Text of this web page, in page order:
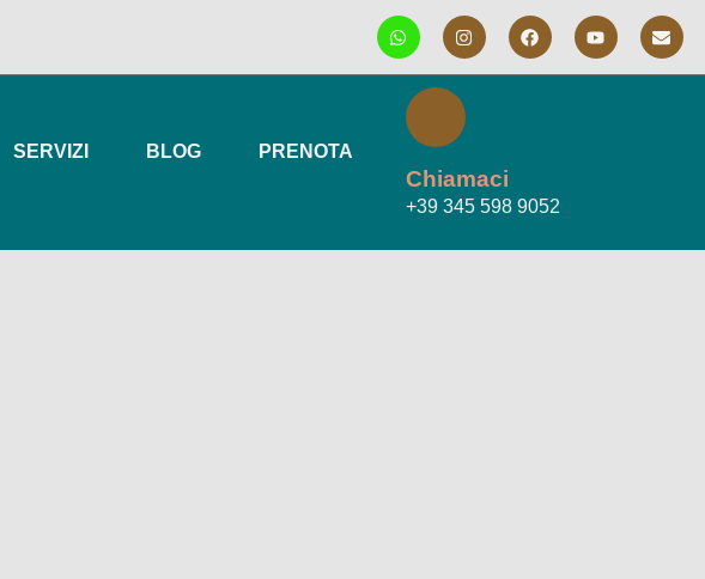
SERVIZI BLOG PRENOTA
Chiamaci
+39 345 598 9052